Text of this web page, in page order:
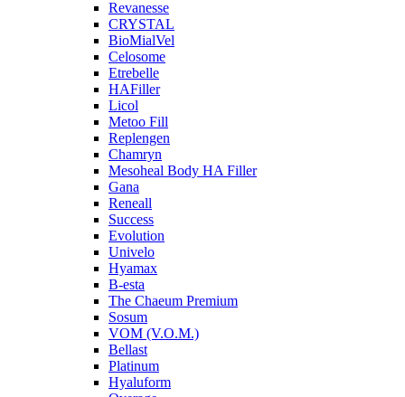
Revanesse
CRYSTAL
BioMialVel
Celosome
Etrebelle
HAFiller
Licol
Metoo Fill
Replengen
Chamryn
Mesoheal Body HA Filler
Gana
Reneall
Success
Evolution
Univelo
Hyamax
B-esta
The Chaeum Premium
Sosum
VOM (V.O.M.)
Bellast
Platinum
Hyaluform